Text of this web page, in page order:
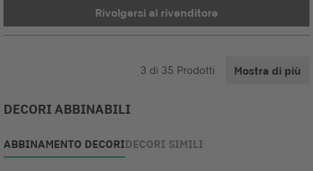
Rivolgersi al rivenditore
3 di 35 Prodotti Mostra di più
DECORI ABBINABILI
ABBINAMENTO DECORIDECORI SIMILI